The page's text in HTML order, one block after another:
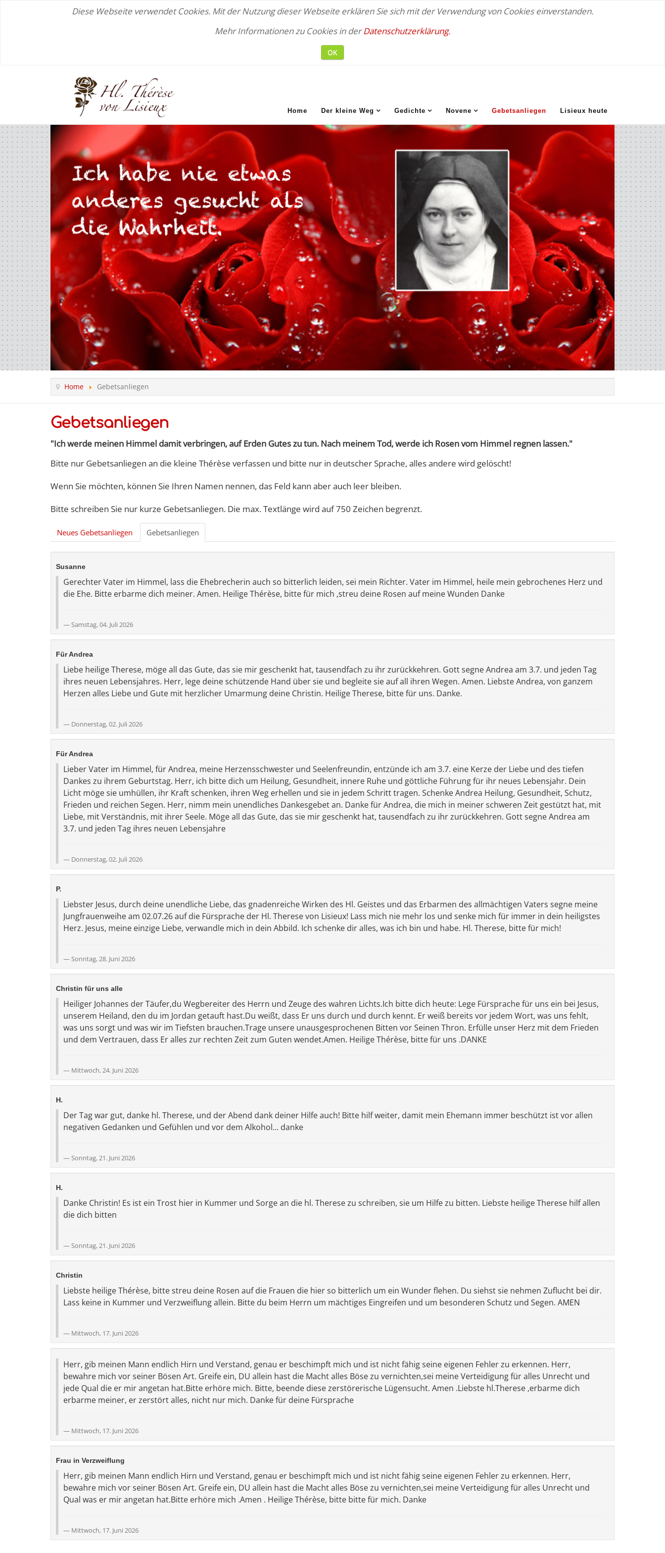
Diese Webseite verwendet Cookies. Mit der Nutzung dieser Webseite erklären Sie sich mit der Verwendung von Cookies einverstanden.
Mehr Informationen zu Cookies in derDatenschutzerklärung.
OK
Home Der kleine Weg Gedichte Novene Gebetsanliegen Lisieux heute
Home Gebetsanliegen
Gebetsanliegen
"Ich werde meinen Himmel damit verbringen, auf Erden Gutes zu tun. Nach meinem Tod, werde ich Rosen vom Himmel regnen lassen."
Bitte nur Gebetsanliegen an die kleine Thérèse verfassen und bitte nur in deutscher Sprache, alles andere wird gelöscht!
Wenn Sie möchten, können Sie Ihren Namen nennen, das Feld kann aber auch leer bleiben.
Bitte schreiben Sie nur kurze Gebetsanliegen. Die max. Textlänge wird auf 750 Zeichen begrenzt.
Neues Gebetsanliegen Gebetsanliegen
Susanne
Gerechter Vater im Himmel, lass die Ehebrecherin auch so bitterlich leiden, sei mein Richter. Vater im Himmel, heile mein gebrochenes Herz und
die Ehe. Bitte erbarme dich meiner. Amen. Heilige Thérèse, bitte für mich ,streu deine Rosen auf meine Wunden Danke
Samstag, 04. Juli 2026
Für Andrea
Liebe heilige Therese, möge all das Gute, das sie mir geschenkt hat, tausendfach zu ihr zurückkehren. Gott segne Andrea am 3.7. und jeden Tag
ihres neuen Lebensjahres. Herr, lege deine schützende Hand über sie und begleite sie auf all ihren Wegen. Amen. Liebste Andrea, von ganzem
Herzen alles Liebe und Gute mit herzlicher Umarmung deine Christin. Heilige Therese, bitte für uns. Danke.
Donnerstag, 02. Juli 2026
Für Andrea
Lieber Vater im Himmel, für Andrea, meine Herzensschwester und Seelenfreundin, entzünde ich am 3.7. eine Kerze der Liebe und des tiefen
Dankes zu ihrem Geburtstag. Herr, ich bitte dich um Heilung, Gesundheit, innere Ruhe und göttliche Führung für ihr neues Lebensjahr. Dein
Licht möge sie umhüllen, ihr Kraft schenken, ihren Weg erhellen und sie in jedem Schritt tragen. Schenke Andrea Heilung, Gesundheit, Schutz,
Frieden und reichen Segen. Herr, nimm mein unendliches Dankesgebet an. Danke für Andrea, die mich in meiner schweren Zeit gestützt hat, mit
Liebe, mit Verständnis, mit ihrer Seele. Möge all das Gute, das sie mir geschenkt hat, tausendfach zu ihr zurückkehren. Gott segne Andrea am
3.7. und jeden Tag ihres neuen Lebensjahre
Donnerstag, 02. Juli 2026
P.
Liebster Jesus, durch deine unendliche Liebe, das gnadenreiche Wirken des Hl. Geistes und das Erbarmen des allmächtigen Vaters segne meine
Jungfrauenweihe am 02.07.26 auf die Fürsprache der Hl. Therese von Lisieux! Lass mich nie mehr los und senke mich für immer in dein heiligstes
Herz. Jesus, meine einzige Liebe, verwandle mich in dein Abbild. Ich schenke dir alles, was ich bin und habe. Hl. Therese, bitte für mich!
Sonntag, 28. Juni 2026
Christin für uns alle
Heiliger Johannes der Täufer,du Wegbereiter des Herrn und Zeuge des wahren Lichts.Ich bitte dich heute: Lege Fürsprache für uns ein bei Jesus,
unserem Heiland, den du im Jordan getauft hast.Du weißt, dass Er uns durch und durch kennt. Er weiß bereits vor jedem Wort, was uns fehlt,
was uns sorgt und was wir im Tiefsten brauchen.Trage unsere unausgesprochenen Bitten vor Seinen Thron. Erfülle unser Herz mit dem Frieden
und dem Vertrauen, dass Er alles zur rechten Zeit zum Guten wendet.Amen. Heilige Thérèse, bitte für uns .DANKE
Mittwoch, 24. Juni 2026
H.
Der Tag war gut, danke hl. Therese, und der Abend dank deiner Hilfe auch! Bitte hilf weiter, damit mein Ehemann immer beschützt ist vor allen
negativen Gedanken und Gefühlen und vor dem Alkohol... danke
Sonntag, 21. Juni 2026
H.
Danke Christin! Es ist ein Trost hier in Kummer und Sorge an die hl. Therese zu schreiben, sie um Hilfe zu bitten. Liebste heilige Therese hilf allen
die dich bitten
Sonntag, 21. Juni 2026
Christin
Liebste heilige Thérèse, bitte streu deine Rosen auf die Frauen die hier so bitterlich um ein Wunder flehen. Du siehst sie nehmen Zuflucht bei dir.
Lass keine in Kummer und Verzweiflung allein. Bitte du beim Herrn um mächtiges Eingreifen und um besonderen Schutz und Segen. AMEN
Mittwoch, 17. Juni 2026
Herr, gib meinen Mann endlich Hirn und Verstand, genau er beschimpft mich und ist nicht fähig seine eigenen Fehler zu erkennen. Herr,
bewahre mich vor seiner Bösen Art. Greife ein, DU allein hast die Macht alles Böse zu vernichten,sei meine Verteidigung für alles Unrecht und
jede Qual die er mir angetan hat.Bitte erhöre mich. Bitte, beende diese zerstörerische Lügensucht. Amen .Liebste hl.Therese ,erbarme dich
erbarme meiner, er zerstört alles, nicht nur mich. Danke für deine Fürsprache
Mittwoch, 17. Juni 2026
Frau in Verzweiflung
Herr, gib meinen Mann endlich Hirn und Verstand, genau er beschimpft mich und ist nicht fähig seine eigenen Fehler zu erkennen. Herr,
bewahre mich vor seiner Bösen Art. Greife ein, DU allein hast die Macht alles Böse zu vernichten,sei meine Verteidigung für alles Unrecht und
Qual was er mir angetan hat.Bitte erhöre mich .Amen . Heilige Thérèse, bitte bitte für mich. Danke
Mittwoch, 17. Juni 2026